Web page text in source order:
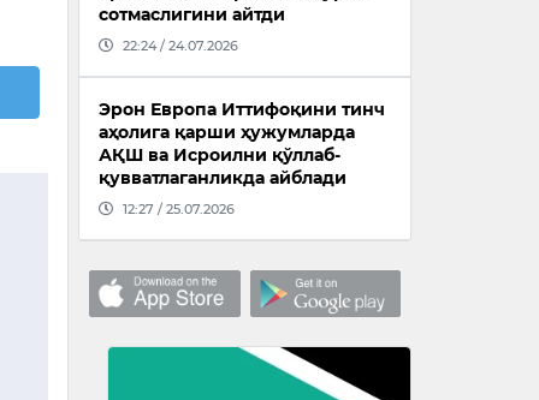
сотмаслигини айтди
22:24 / 24.07.2026
Эрон Европа Иттифоқини тинч
аҳолига қарши ҳужумларда
АҚШ ва Исроилни қўллаб-
қувватлаганликда айблади
12:27 / 25.07.2026